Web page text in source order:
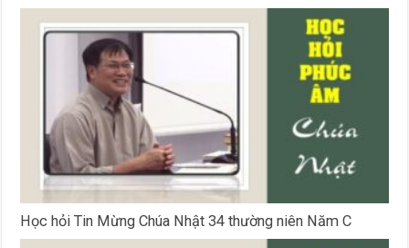
Học hỏi Tin Mừng Chúa Nhật 34 thường niên Năm C